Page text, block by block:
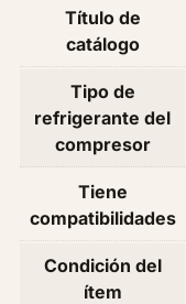
E
s
Título de
catálogo
Tipo de
refrigerante del
compresor
Tiene
compatibilidades
Condición del
ítem